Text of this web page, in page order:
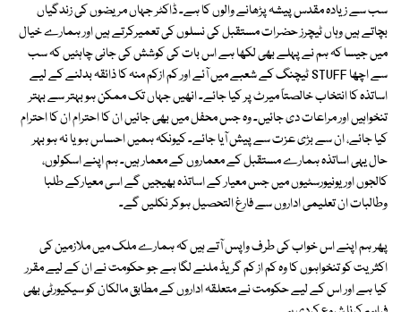
سب سے زیادہ مقدس پیشہ پڑھانے والوں کا ہے۔ ڈاکٹر جہاں مریضوں کی زندگیاں
بچاتے ہیں وہاں ٹیچرز حضرات مستقبل کی نسلوں کی تعمیرکرتے ہیں اور ہمارے خیال
میں جیسا کہ ہم نے پہلے بھی لکھا ہے اس بات کی کوشش کی جانی چاہئیں کہ سب
سے اچھا STUFF ٹیچنگ کے شعبے میں آئے اور کم ازکم منہ کا ذائقہ بدلنے کے لیے
اساتذہ کا انتخاب خالصتاً میرٹ پر کیا جائے۔ انھیں جہاں تک ممکن ہو بہتر سے بہتر
تنخواہیں اور مراعات دی جائیں۔ وہ جس محفل میں بھی جائیں ان کا احترام ان کا احترام
کیا جائے، ان سے بڑی عزت سے پیش آیا جائے۔ کیونکہ ہمیں احساس ہو یا نہ ہو بہر
حال یہی اساتذہ ہمارے مستقبل کے معماروں کے معمار ہیں۔ ہم اپنے اسکولوں،
کالجوں اور یونیورسٹیوں میں جس معیار کے اساتذہ بھیجیں گے اسی معیارکے طلبا
وطالبات ان تعلیمی اداروں سے فارغ التحصیل ہوکر نکلیں گے۔
پھر ہم اپنے اس خواب کی طرف واپس آتے ہیں کہ ہمارے ملک میں ملازمین کی
اکثریت کو تنخواہوں کا وہ کم از کم گریڈ ملنے لگا ہے جو حکومت نے ان کے لیے مقرر
کیا ہے اور اس کے لیے حکومت نے متعلقہ اداروں کے مطابق مالکان کو سیکیورٹی بھی